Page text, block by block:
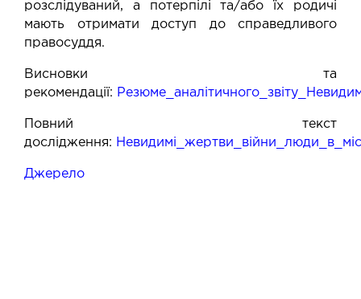
розслідуваний, а потерпілі та/або їх родичі
мають отримати доступ до справедливого
правосуддя.
Висновки та
рекомендації:
Повний текст
дослідження:
Джерело